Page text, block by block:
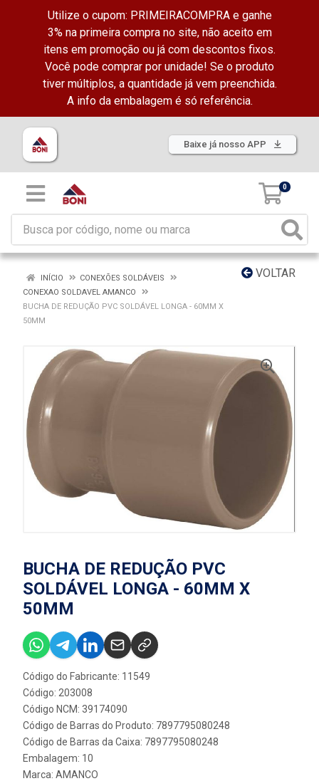
Utilize o cupom: PRIMEIRACOMPRA e ganhe
3% na primeira compra no site, não aceito em
itens em promoção ou já com descontos fixos.
Você pode comprar por unidade! Se o produto
tiver múltiplos, a quantidade já vem preenchida.
A info da embalagem é só referência.
Baixe já nosso APP
0
VOLTAR
INÍCIO
CONEXÕES SOLDÁVEIS
CONEXAO SOLDAVEL AMANCO
BUCHA DE REDUÇÃO PVC SOLDÁVEL LONGA - 60MM X
50MM
BUCHA DE REDUÇÃO PVC
SOLDÁVEL LONGA - 60MM X
50MM
Código do Fabricante: 11549
Código: 203008
Código NCM: 39174090
Código de Barras do Produto: 7897795080248
Código de Barras da Caixa: 7897795080248
Embalagem: 10
Marca: AMANCO